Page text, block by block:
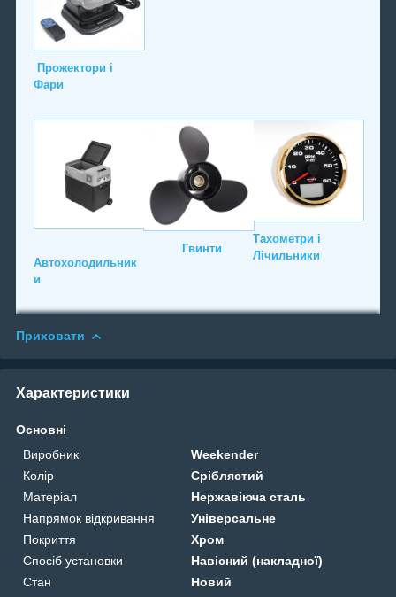
Прожектори і
Фари
Автохолодильник
и
Гвинти
Тахометри і
Лічильники
Приховати
Характеристики
Основні
Виробник
Weekender
Колір
Сріблястий
Матеріал
Нержавіюча сталь
Напрямок відкривання
Універсальне
Покриття
Хром
Спосіб установки
Навісний (накладної)
Стан
Новий